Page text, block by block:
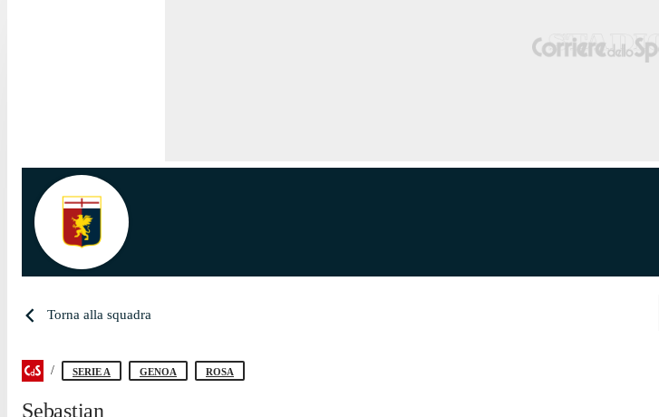
Torna alla squadra
SERIE A GENOA ROSA
Sebastian